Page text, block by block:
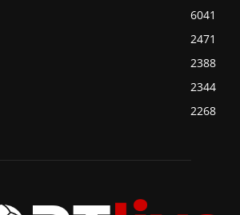
6041
2471
2388
2344
2268